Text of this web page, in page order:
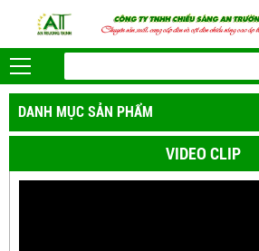
DANH MỤC SẢN PHẨM
VIDEO CLIP